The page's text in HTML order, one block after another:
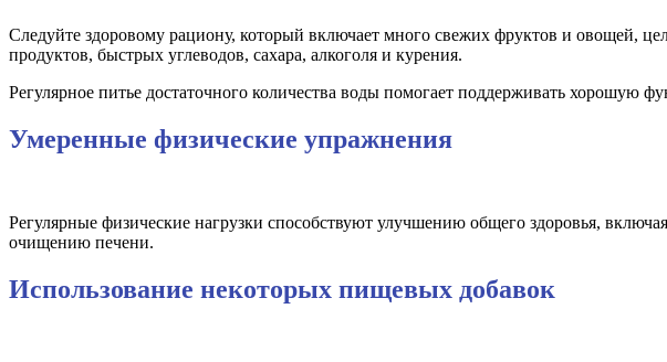
Следуйте здоровому рациону, который включает много свежих фруктов и овощей,
продуктов, быстрых углеводов, сахара, алкоголя и курения.
Регулярное питье достаточного количества воды помогает поддерживать хорошую
Умеренные физические упражнения
Регулярные физические нагрузки способствуют улучшению общего здоровья,
очищению печени.
Использование некоторых пищевых добавок